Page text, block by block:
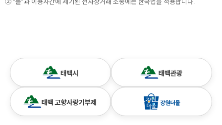
② “몰”과 이용자간에 제기된 전자상거래 소송에는 한국법을 적용합니다.